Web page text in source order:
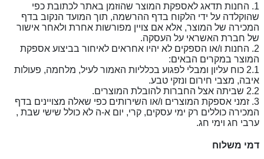
1. החנות תדאג לאספקת המוצר שהוזמן באתר לכתובת כפי
שהוקלדה על ידי הלקוח בדף ההרשמה, תוך המועד הנקוב בדף
המכירה של המוצר, אלא אם צויין מפורשות אחרת ולאחר אישור
של חברת האשראי על העסקה.
2. החנות ו/או הספקים לא יהיו אחראים לאיחור בביצוע אספקת
המוצר במקרים הבאים:
2.1 כוח עליון ומבלי לפגוע בכלליות האמור לעיל, מלחמה, פעולות
איבה, מצבי חירום ונזקי טבע.
2.2 שביתה אצל החברות להובלת המוצרים.
3. זמני אספקת המוצרים ו/או השירותים כפי שאלה מצויינים בדף
המכירה כוללים רק ימי עסקים, קרי, יום א-ה לא כולל שישי שבת ,
ערבי חג וימי חג.
דמי משלוח